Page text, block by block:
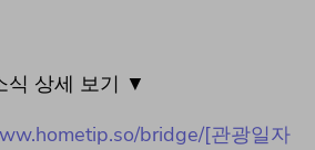
식 상세 보기 ▼
bridge/[관광일자